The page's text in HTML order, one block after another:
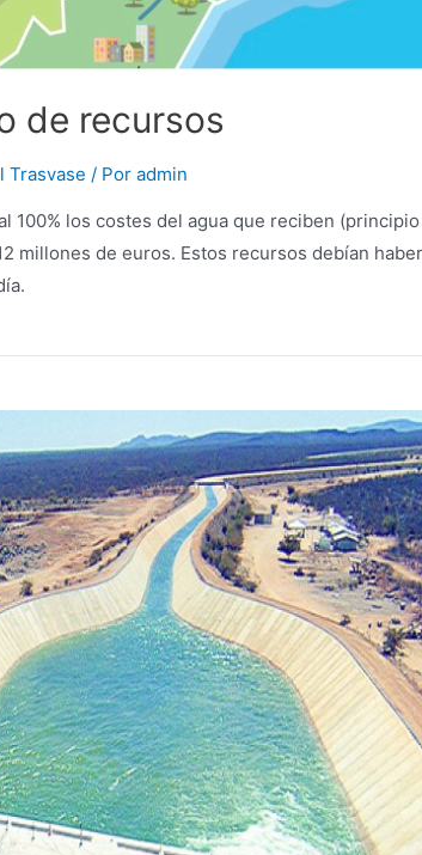
de recursos
Trasvase / Por admin
100% los costes del agua que reciben
millones de euros. Estos recursos debían